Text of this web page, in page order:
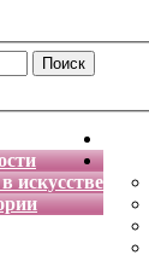
искусстве